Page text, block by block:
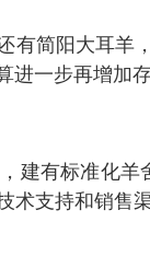
有简阳大耳
进一步再增加
建有标准化
术支持和销